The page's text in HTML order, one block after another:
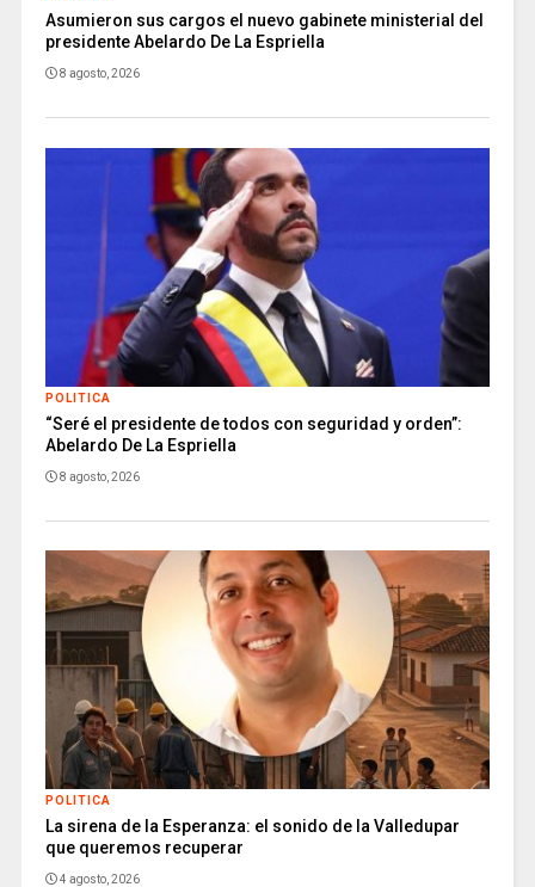
Asumieron sus cargos el nuevo gabinete ministerial del
presidente Abelardo De La Espriella
8 agosto, 2026
POLITICA
“Seré el presidente de todos con seguridad y orden”:
Abelardo De La Espriella
8 agosto, 2026
POLITICA
La sirena de la Esperanza: el sonido de la Valledupar
que queremos recuperar
4 agosto, 2026